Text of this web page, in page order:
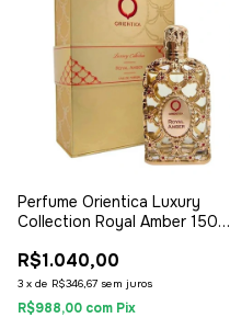
Perfume Orientica Luxury
Collection Royal Amber 150ml
Unissex / Compartilhável
R$1.040,00
3 x de R$346,67 sem juros
R$988,00 com Pix